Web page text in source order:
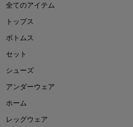
注目の新作が販売開始
全てのアイテム
トップス
ボトムス
セット
シューズ
アンダーウェア
ホーム
レッグウェア